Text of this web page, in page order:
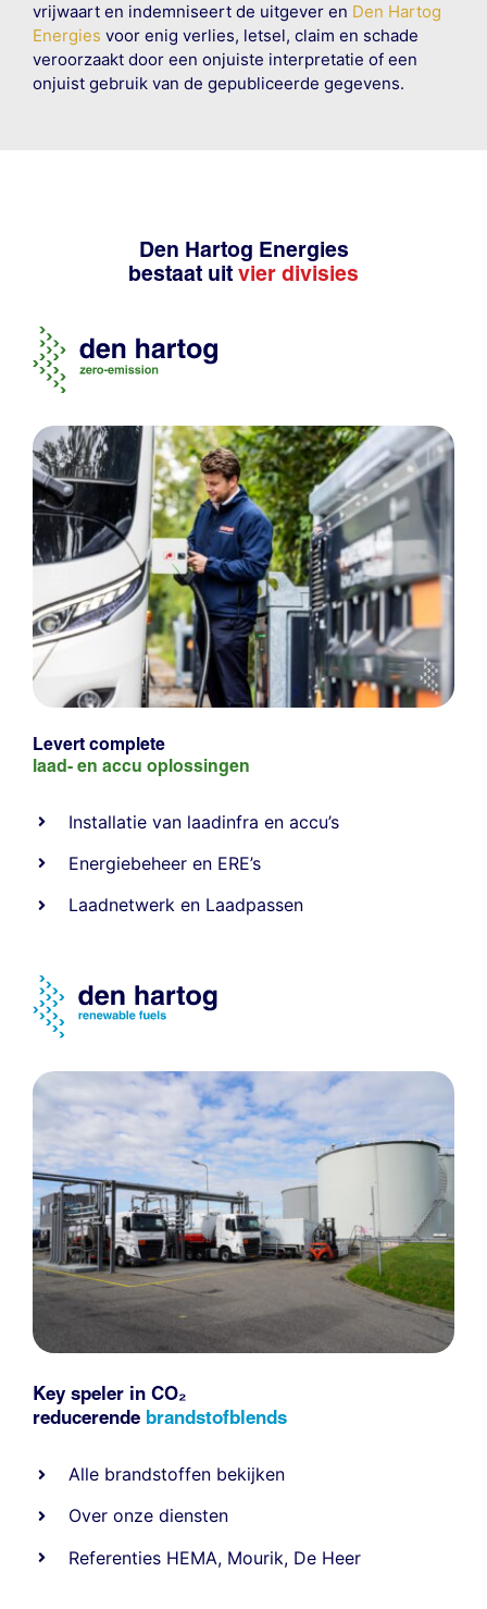
vrijwaart en indemniseert de uitgever en Den Hartog
Energies voor enig verlies, letsel, claim en schade
veroorzaakt door een onjuiste interpretatie of een
onjuist gebruik van de gepubliceerde gegevens.
Den Hartog Energies
bestaat uit vier divisies
Levert complete
laad- en accu oplossingen
Installatie van laadinfra en accu’s
Energiebeheer en ERE’s
Laadnetwerk en Laadpassen
Key speler in CO₂
reducerende brandstofblends
Alle brandstoffen bekijken
Over onze diensten
Referenties HEMA, Mourik, De Heer